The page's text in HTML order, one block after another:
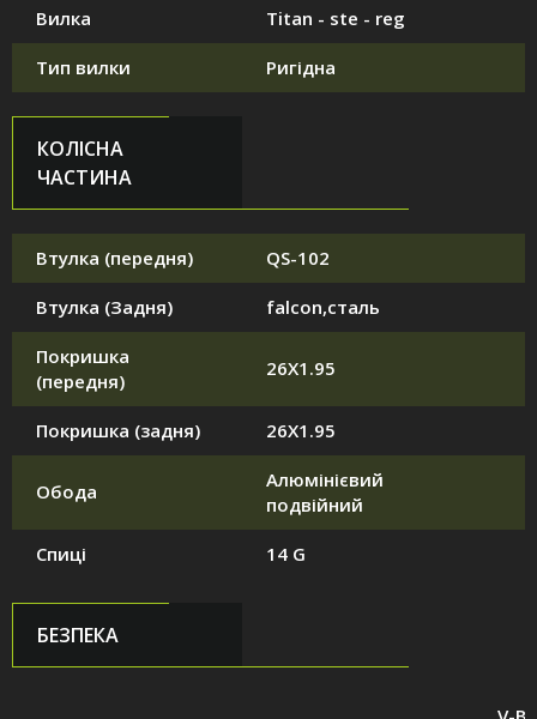
Вилка Titan - ste - reg
Тип вилки Ригідна
КОЛІСНА
ЧАСТИНА
Втулка (передня) QS-102
Втулка (Задня) falcon,сталь
Покришка
(передня)
26X1.95
Покришка (задня) 26X1.95
Обода
Алюмінієвий
подвійний
Спиці 14 G
БЕЗПЕКА